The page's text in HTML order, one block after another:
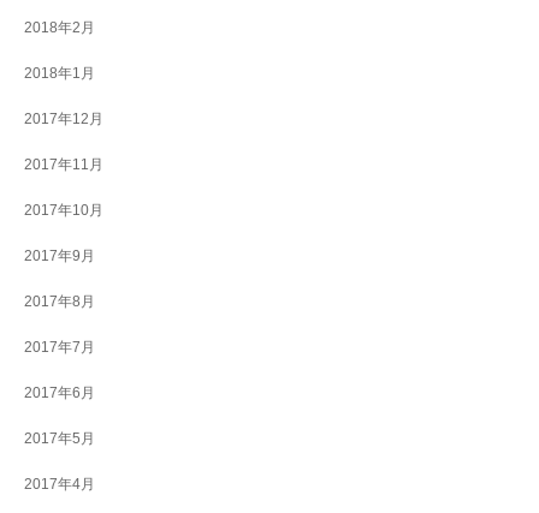
2018年2月
2018年1月
2017年12月
2017年11月
2017年10月
2017年9月
2017年8月
2017年7月
2017年6月
2017年5月
2017年4月